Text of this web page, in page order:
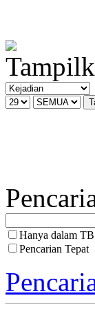
Hanya dalam TB
Pencarian Tepat